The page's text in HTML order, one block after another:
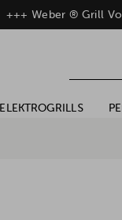
+++ Weber ® Grill
ELEKTROGRILLS